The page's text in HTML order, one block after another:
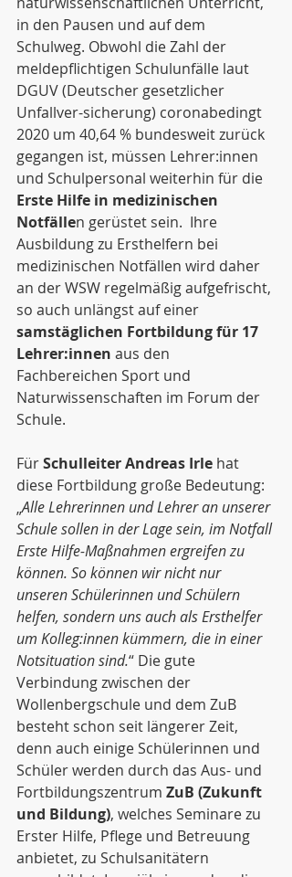
in den Pausen und auf dem
Schulweg. Obwohl die Zahl der
meldepflichtigen Schulunfälle laut
DGUV (Deutscher gesetzlicher
Unfallver-sicherung) coronabedingt
2020 um 40,64 % bundesweit zurück
gegangen ist, müssen Lehrer:innen
und Schulpersonal weiterhin für die
Erste Hilfe in medizinischen
Notfällen gerüstet sein.  Ihre
Ausbildung zu Ersthelfern bei
medizinischen Notfällen wird daher
an der WSW regelmäßig aufgefrischt,
so auch unlängst auf einer
samstäglichen Fortbildung für 17
Lehrer:innen aus den
Fachbereichen Sport und
Naturwissenschaften im Forum der
Schule.
Für Schulleiter Andreas Irle hat
diese Fortbildung große Bedeutung:
„Alle Lehrerinnen und Lehrer an unserer
Schule sollen in der Lage sein, im Notfall
Erste Hilfe-Maßnahmen ergreifen zu
können. So können wir nicht nur
unseren Schülerinnen und Schülern
helfen, sondern uns auch als Ersthelfer
um Kolleg:innen kümmern, die in einer
Notsituation sind.“ Die gute
Verbindung zwischen der
Wollenbergschule und dem ZuB
besteht schon seit längerer Zeit,
denn auch einige Schülerinnen und
Schüler werden durch das Aus- und
Fortbildungszentrum ZuB (Zukunft
und Bildung), welches Seminare zu
Erster Hilfe, Pflege und Betreuung
anbietet, zu Schulsanitätern